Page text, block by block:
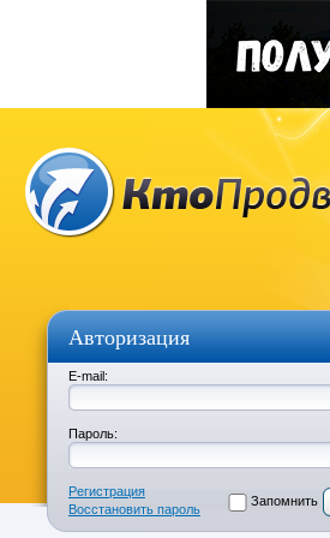
Авторизация
E-mail:
Пароль:
Регистрация
Восстановить пароль
Запомнить